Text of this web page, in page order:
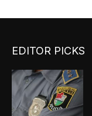
EDITOR PICKS